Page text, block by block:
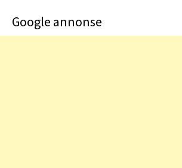
Google annonse